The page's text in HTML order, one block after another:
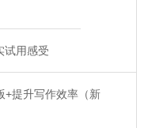
试用感受
+提升写作效率（新